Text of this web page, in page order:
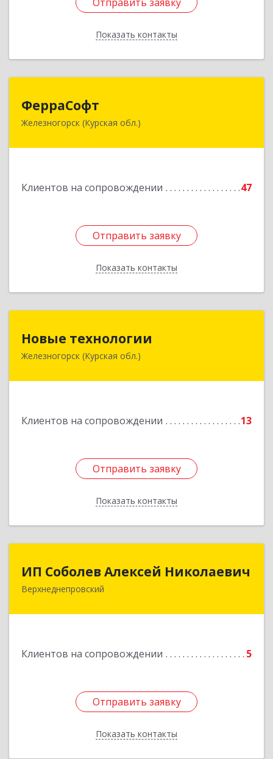
Показать контакты
Назад
ФерраСофт
Железногорск (Курская обл.)
Клиентов на сопровождении 47
Отправить заявку
Показать контакты
307179, Курская обл, Железногорск г, Ленина ул,
Отправить заявку
Назад
Новые технологии
Железногорск (Курская обл.)
Клиентов на сопровождении 13
Отправить заявку
Показать контакты
307170, Курская обл, Железногорский р-н,
Подробнее
Отправить заявку
Назад
ИП Соболев Алексей Николаевич
Верхнеднепровский
Клиентов на сопровождении 5
Отправить заявку
Показать контакты
ИП Соболев Алексей Николаевич
Отправить заявку
Назад